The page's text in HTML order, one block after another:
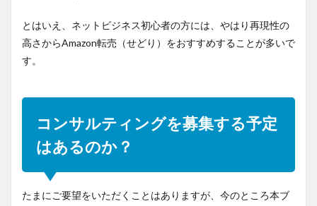
とはいえ、ネットビジネス初心者の方には、やはり再現性の
高さからAmazon転売（せどり）をおすすめすることが多いで
す。
コンサルティングを募集する予定
はあるのか？
たまにご要望をいただくことはありますが、今のところ本ブ